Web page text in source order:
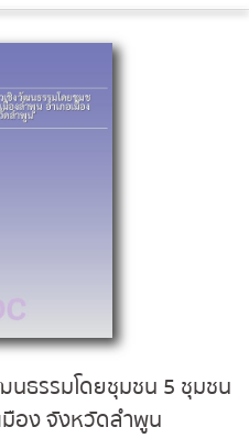
นธรรมโดยชุมชน 5 ชุมชน
มือง จังหวัดลำพูน